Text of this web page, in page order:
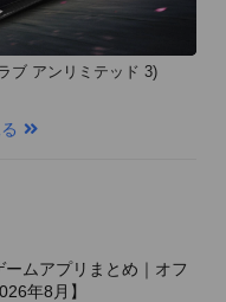
ブ アンリミテッド 3)
ムアプリまとめ｜オフ
年8月】